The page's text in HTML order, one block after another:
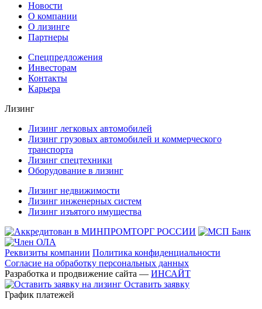
Новости
О компании
О лизинге
Партнеры
Спецпредложения
Инвесторам
Контакты
Карьера
Лизинг
Лизинг легковых автомобилей
Лизинг грузовых автомобилей и коммерческого
транспорта
Лизинг спецтехники
Оборудование в лизинг
Лизинг недвижимости
Лизинг инженерных систем
Лизинг изъятого имущества
Реквизиты компании Политика конфиденциальности
Согласие на обработку персональных данных
Разработка и продвижение сайта — ИНСАЙТ
Оставить заявку
График платежей